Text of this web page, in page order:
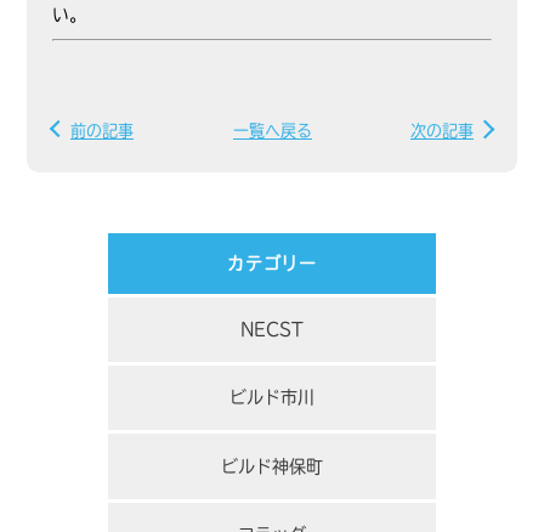
い。
前の記事 一覧へ戻る 次の記事
カテゴリー
NECST
ビルド市川
ビルド神保町